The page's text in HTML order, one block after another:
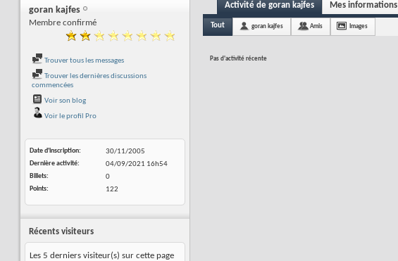
goran kajfes
Membre confirmé
Trouver tous les messages
Trouver les dernières discussions
commencées
Voir son blog
Voir le profil Pro
Date d'inscription
30/11/2005
Dernière activité
04/09/2021 16h54
Billets
0
Points
122
Récents visiteurs
Les 5 derniers visiteur(s) sur cette page
Activité de goran kajfes Mes informations
Tout goran kajfes Amis Images
Pas d'activité récente